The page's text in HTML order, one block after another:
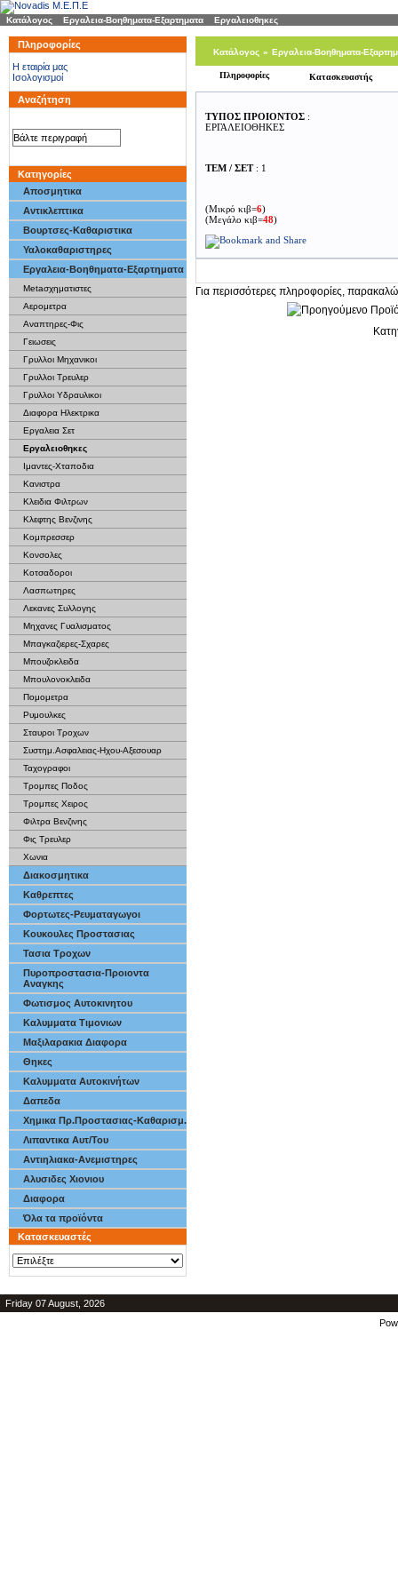
Κατάλογος Εργαλεια-Βοηθηματα-Εξαρτηματα Εργαλειοθηκες
Πληροφορίες
H εταιρία μας
Ισολογισμοί
Αναζήτηση
Κατηγορίες
Αποσμητικα
Αντικλεπτικα
Βουρτσες-Καθαριστικα
Υαλοκαθαριστηρες
Εργαλεια-Βοηθηματα-Εξαρτηματα
Metaσχηματιστες
Αερομετρα
Αναπτηρες-Φις
Γειωσεις
Γρυλλοι Μηχανικοι
Γρυλλοι Τρευλερ
Γρυλλοι Υδραυλικοι
Διαφορα Ηλεκτρικα
Εργαλεια Σετ
Εργαλειοθηκες
Ιμαντες-Χταποδια
Κανιστρα
Κλειδια Φιλτρων
Κλεφτης Βενζινης
Κομπρεσσερ
Κονσολες
Κοτσαδοροι
Λασπωτηρες
Λεκανες Συλλογης
Μηχανες Γυαλισματος
Μπαγκαζιερες-Σχαρες
Μπουζοκλειδα
Μπουλονοκλειδα
Πομομετρα
Ρυμουλκες
Σταυροι Τροχων
Συστημ.Ασφαλειας-Ηχου-Αξεσουαρ
Ταχογραφοι
Τρομπες Ποδος
Τρομπες Χειρος
Φιλτρα Βενζινης
Φις Τρευλερ
Χωνια
Διακοσμητικα
Καθρεπτες
Φορτωτες-Ρευματαγωγοι
Κουκουλες Προστασιας
Τασια Τροχων
Πυροπροστασια-Προιοντα
Αναγκης
Φωτισμος Αυτοκινητου
Καλυμματα Τιμονιων
Μαξιλαρακια Διαφορα
Θηκες
Καλυμματα Αυτοκινήτων
Δαπεδα
Χημικα Πρ.Προστασιας-Καθαρισμ.
Λιπαντικα Αυτ/Του
Αντιηλιακα-Ανεμιστηρες
Αλυσιδες Χιονιου
Διαφορα
Όλα τα προϊόντα
Κατασκευαστές
Κατάλογος » Εργαλεια-Βοηθηματα-
Βτ-100 [(Κωδ 3286)]
Πληροφορίες Κατασκευαστής
ΤΥΠΟΣ ΠΡΟΙΟΝΤΟΣ :
ΕΡΓΑΛΕΙΟΘΗΚΕΣ
ΤΕΜ / ΣΕΤ: 1
(Μικρό κιβ=6)
(Μεγάλο κιβ=48)
Για περισσότερες πληροφορίες, παρακαλώ
Friday 07 August, 2026